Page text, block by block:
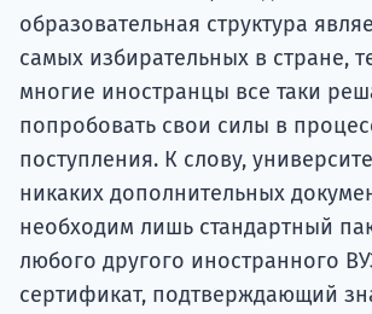
образовательная структура
самых избирательных в стране,
многие иностранцы все таки
попробовать свои силы в
поступления. К слову,
никаких дополнительных
необходим лишь стандартный
любого другого иностранного
сертификат, подтверждающий